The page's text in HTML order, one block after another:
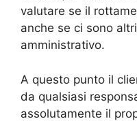
valutare se il
anche se ci sono
amministrativo.
A questo punto il
da qualsiasi
assolutamente il